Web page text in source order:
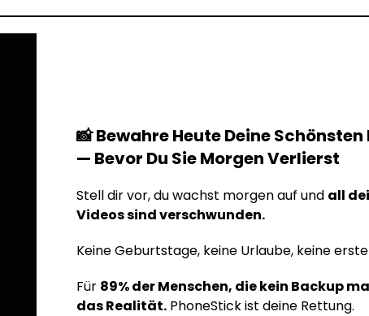
📸 Bewahre Heute Deine
— Bevor Du Sie Morgen Verlierst
Stell dir vor, du wachst morgen auf und all
Videos sind verschwunden.
Keine Geburtstage, keine Urlaube, keine
Für 89% der Menschen, die kein Backup
das Realität.PhoneStick ist deine Rettung.